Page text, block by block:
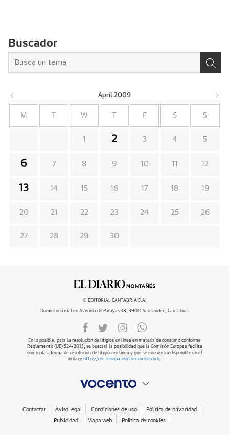
Buscador
April 2009
M W F S S
1 2 3 4 5
6 7 8 9 10 11 12
13 14 15 16 17 18 19
20 21 22 23 24 25 26
27 28 29 30
© EDITORIAL CANTABRIA S.A.
Domicilio social en Avenida de Parayas 38, 39011 Santander , Cantabria.
En lo posible, para la resolución de litigios en línea en materia de consumo conforme
Reglamento (UE) 524/2013, se buscará la posibilidad que la Comisión Europea facilita
como plataforma de resolución de litigios en línea y que se encuentra disponible en el
enlace https://ec.europa.eu/consumers/odr.
Contactar Aviso legal Condiciones de uso
Política de privacidad
Publicidad
Mapa web Política de cookies